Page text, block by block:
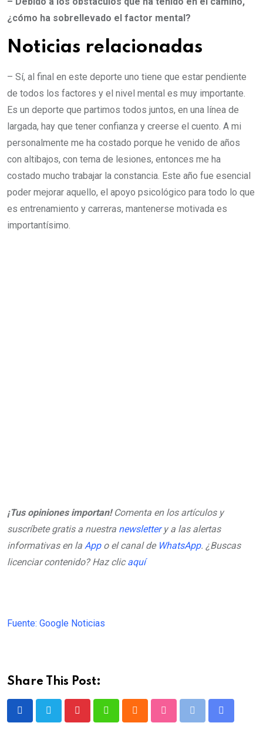
¿cómo ha sobrellevado el factor mental?
Noticias relacionadas
– Sí, al final en este deporte uno tiene que estar pendiente
de todos los factores y el nivel mental es muy importante.
Es un deporte que partimos todos juntos, en una línea de
largada, hay que tener confianza y creerse el cuento. A mi
personalmente me ha costado porque he venido de años
con altibajos, con tema de lesiones, entonces me ha
costado mucho trabajar la constancia. Este año fue esencial
poder mejorar aquello, el apoyo psicológico para todo lo que
es entrenamiento y carreras, mantenerse motivada es
importantísimo.
¡Tus opiniones importan!Comenta en los artículos y
suscríbete gratis a nuestra newslettery a las alertas
informativas en la Appo el canal de WhatsApp. ¿Buscas
licenciar contenido? Haz clicaquí
Fuente: Google Noticias
Share This Post: